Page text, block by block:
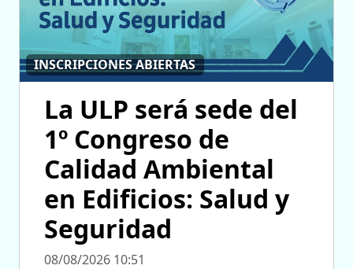
INSCRIPCIONES ABIERTAS
La ULP será sede del
1º Congreso de
Calidad Ambiental
en Edificios: Salud y
Seguridad
08/08/2026 10:51